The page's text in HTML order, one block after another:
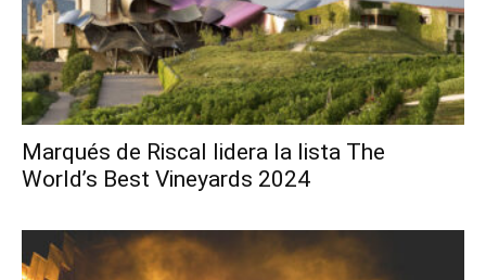
Marqués de Riscal lidera la lista The
World’s Best Vineyards 2024